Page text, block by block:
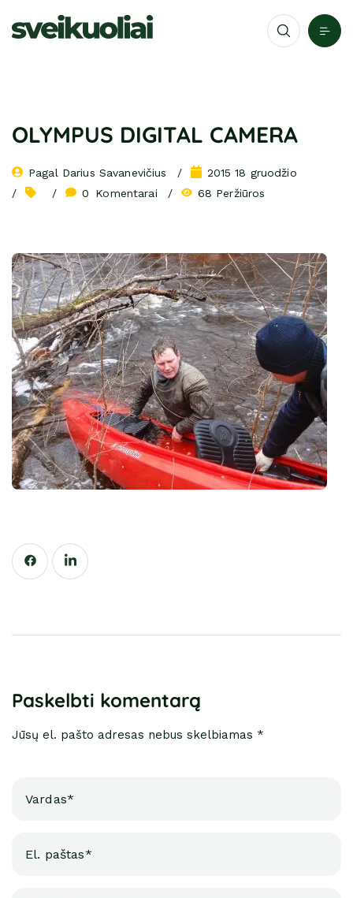
OLYMPUS DIGITAL CAMERA
Pagal Darius Savanevičius
2015 18 gruodžio
0
Komentarai 68 Peržiūros
Paskelbti komentarą
Jūsų el. pašto adresas nebus skelbiamas *